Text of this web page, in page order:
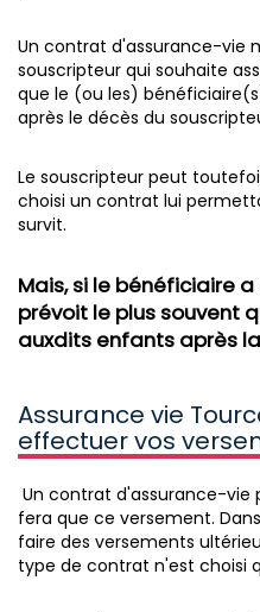
Un contrat d'assurance-vie
souscripteur qui souhaite
que le (ou les)
après le décès du
Le souscripteur peut
choisi un contrat lui
survit.
Mais, si le bénéficiaire
prévoit le plus souvent
auxdits enfants après
Assurance vie
effectuer vos
Un contrat d'assurance-vie
fera que ce versement.
faire des versements
type de contrat n'est choisi